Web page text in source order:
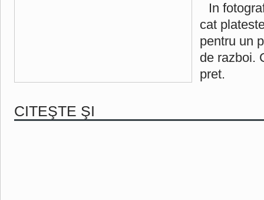
In
cat
pentru un
de razboi.
pret.
CITEŞTE ŞI